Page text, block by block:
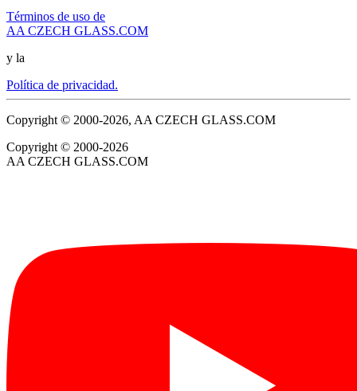
Términos de uso de
AA CZECH GLASS.COM
y la
Política de privacidad.
Copyright © 2000-2026, AA CZECH GLASS.COM
Copyright © 2000-2026
AA CZECH GLASS.COM